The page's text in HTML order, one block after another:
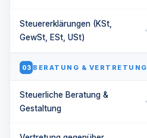
Steuererklärungen (KSt,
GewSt, ESt, USt)
03 BERATUNG & VERTRETUNG
Steuerliche Beratung &
Gestaltung